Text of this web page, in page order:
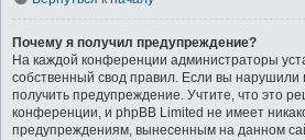
Почему я получил предупреждение?
На каждой конференции администраторы
собственный свод правил. Если вы нарушили
получить предупреждение. Учтите, что это
конференции, и phpBB Limited не имеет
предупреждениям, вынесенным на данном